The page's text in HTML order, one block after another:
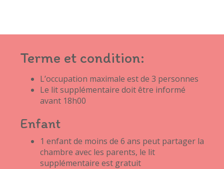
Terme et condition:
L’occupation maximale est de 3 personnes
Le lit supplémentaire doit être informé
avant 18h00
Enfant
1 enfant de moins de 6 ans peut partager la
chambre avec les parents, le lit
supplémentaire est gratuit